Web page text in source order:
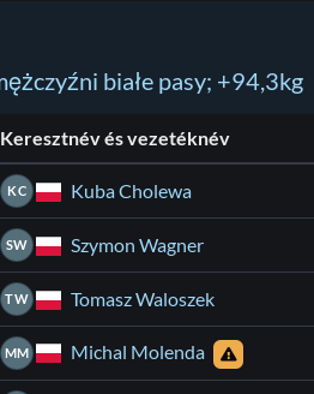
białe pasy; +94,3kg
Keresztnév és vezetéknév
KC Kuba Cholewa
SW Szymon Wagner
TW Tomasz Waloszek
MM Michal Molenda